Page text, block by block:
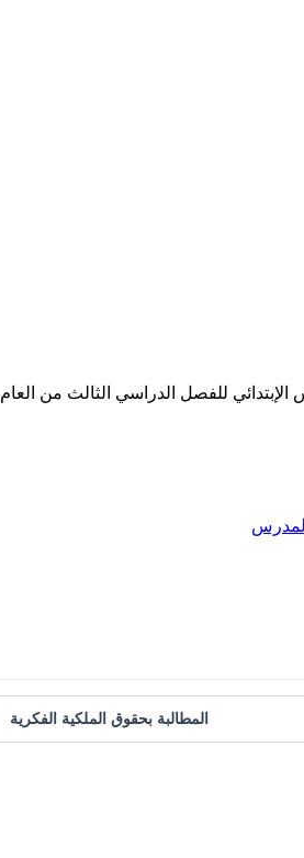
للفصل الدراسي الثالث من العام 1443 هـ
المطالبة بحقوق الملكية الفكرية